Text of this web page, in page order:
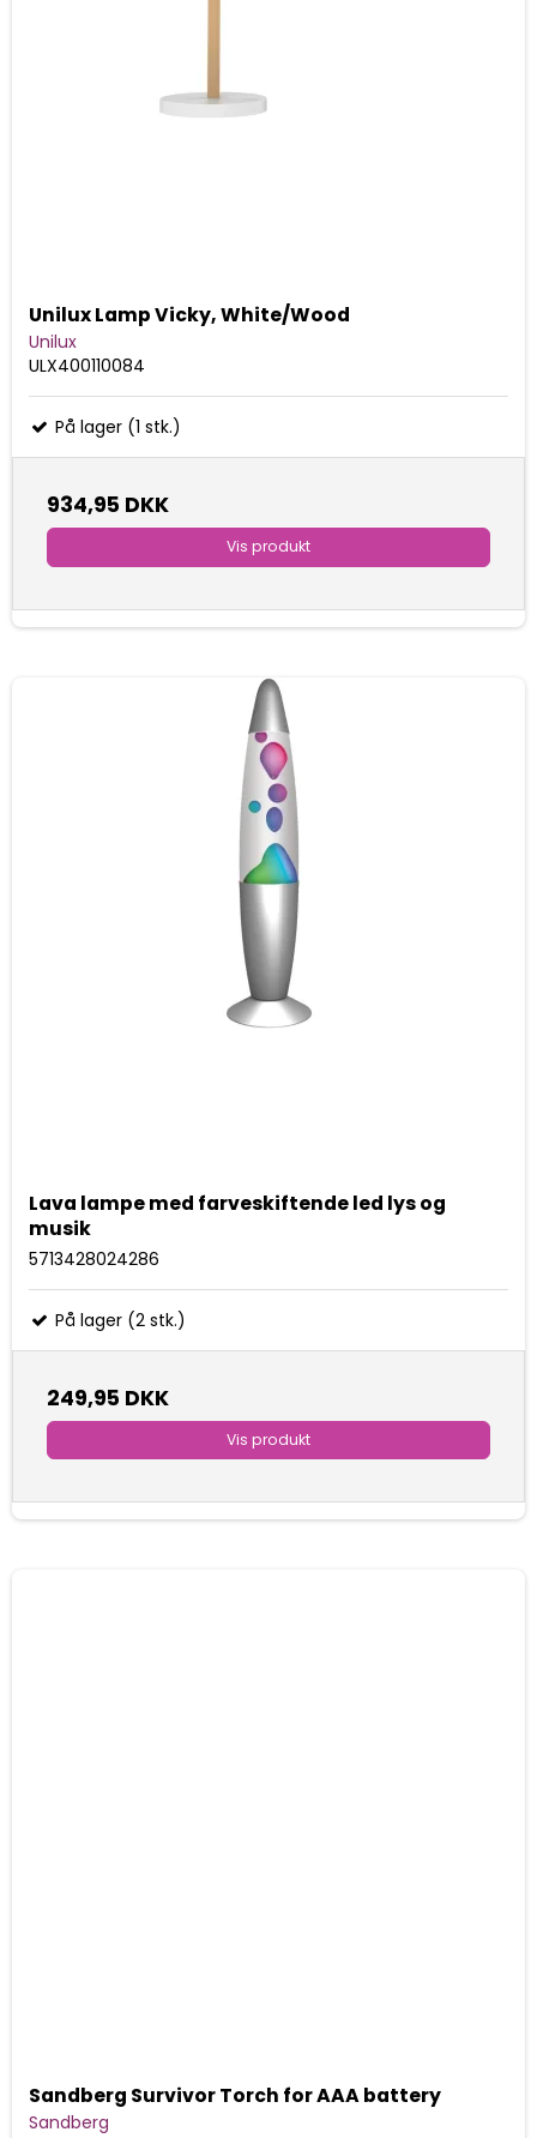
Unilux Lamp Vicky, White/Wood
Unilux
ULX400110084
På lager (1 stk.)
934,95 DKK
Vis produkt
Lava lampe med farveskiftende led lys og
musik
5713428024286
På lager (2 stk.)
249,95 DKK
Vis produkt
Sandberg Survivor Torch for AAA battery
Sandberg